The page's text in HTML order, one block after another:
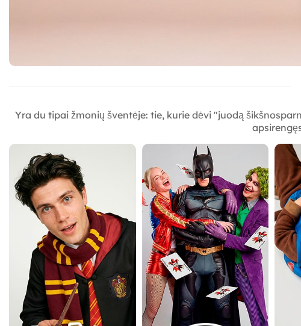
Yra du tipai žmonių šventėje: tie, kurie dėvi "juodą